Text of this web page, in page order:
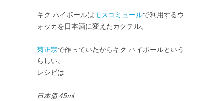
キク ハイボールはモスコミュールで利用するウ
ォッカを日本酒に変えたカクテル。
菊正宗で作っていたからキク ハイボールという
らしい。
レシピは
日本酒 45ml